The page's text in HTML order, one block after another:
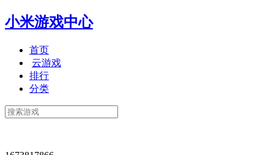
小米游戏中心
首页
云游戏
排行
分类